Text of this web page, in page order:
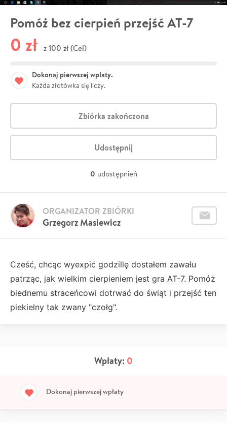
Pomóż bez cierpień przejść AT-7
0 zł z 100 zł (Cel)
Dokonaj pierwszej wpłaty.
Każda złotówka się liczy.
Zbiórka zakończona
Udostępnij
0 udostępnień
Grzegorz Masiewicz
ORGANIZATOR ZBIÓRKI
Cześć, chcąc wyexpić godzillę dostałem zawału
patrząc, jak wielkim cierpieniem jest gra AT-7. Pomóż
biednemu straceńcowi dotrwać do świąt i przejść ten
piekielny tak zwany "czołg".
Wpłaty: 0
Dokonaj pierwszej wpłaty